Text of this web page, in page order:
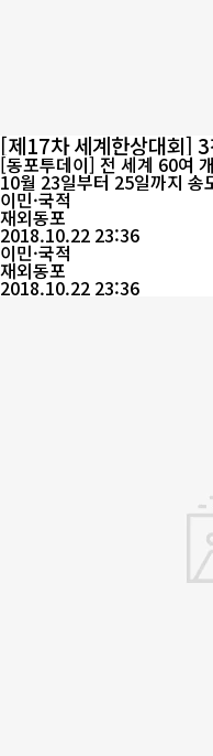
[제17차 세계한상대회]
에 모인다
[동포투데이] 전 세계 60여
10월 23일부터 25일까지 송
상대회(주최 재외동포재단)’에
2009년 이후 인천에서 9년
워크의 주축이 되어온 1세대
던 한상은 물론, 잘 알려지지
신진 한상들이 참가...
이민·국적
재외동포
2018.10.22 23:36
이민·국적
재외동포
2018.10.22 23:36